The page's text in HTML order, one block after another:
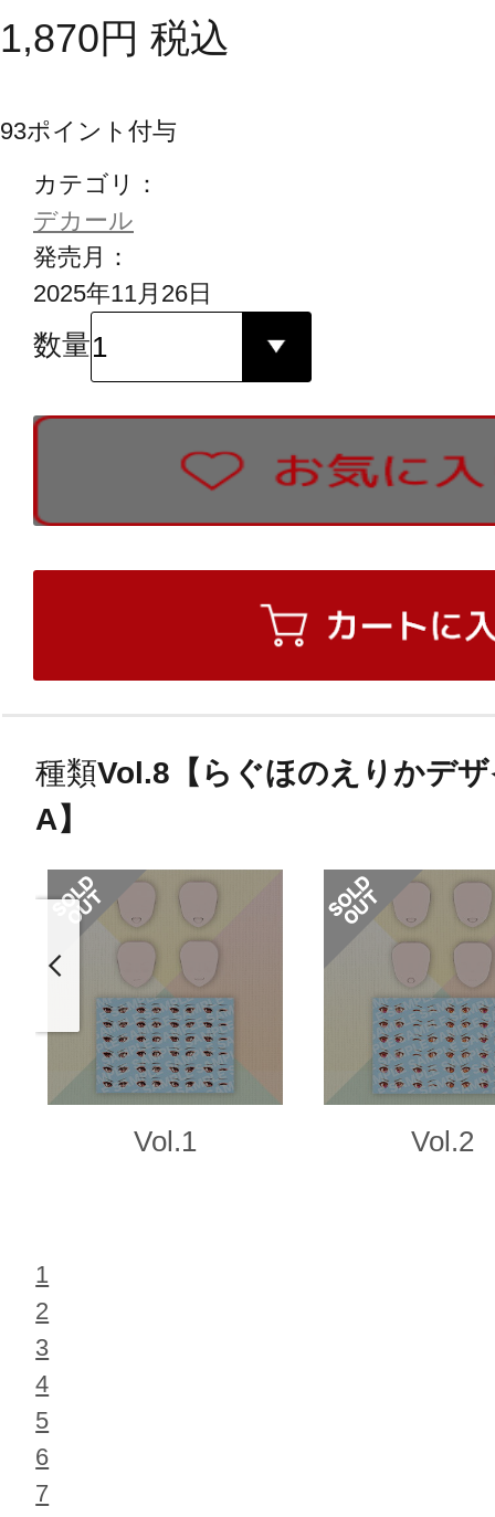
1,870円 税込
93ポイント付与
カテゴリ：
デカール
発売月：
2025年11月26日
数量
種類Vol.8【らぐほのえりかデ
A】
Vol.1 Vol.2
1
2
3
4
5
6
7